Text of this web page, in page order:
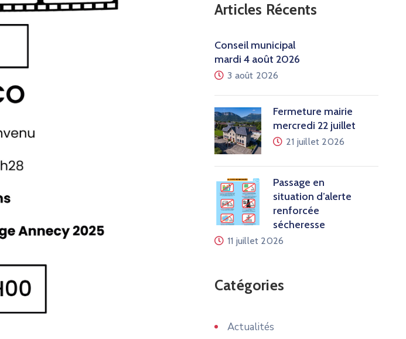
Articles Récents
Conseil municipal
mardi 4 août 2026
3 août 2026
Fermeture mairie
mercredi 22 juillet
21 juillet 2026
Passage en
situation d’alerte
renforcée
sécheresse
11 juillet 2026
Catégories
Actualités